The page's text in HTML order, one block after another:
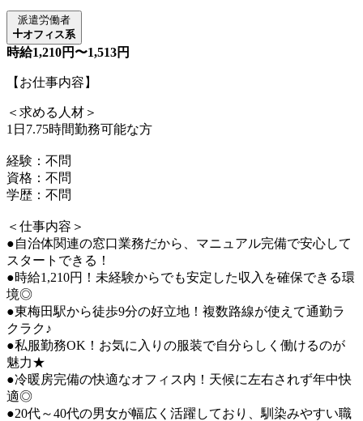
派遣労働者
オフィス系
時給1,210円〜1,513円
【お仕事内容】
＜求める人材＞
1日7.75時間勤務可能な方
経験：不問
資格：不問
学歴：不問
＜仕事内容＞
●自治体関連の窓口業務だから、マニュアル完備で安心して
スタートできる！
●時給1,210円！未経験からでも安定した収入を確保できる環
境◎
●東梅田駅から徒歩9分の好立地！複数路線が使えて通勤ラ
クラク♪
●私服勤務OK！お気に入りの服装で自分らしく働けるのが
魅力★
●冷暖房完備の快適なオフィス内！天候に左右されず年中快
適◎
●20代～40代の男女が幅広く活躍しており、馴染みやすい職